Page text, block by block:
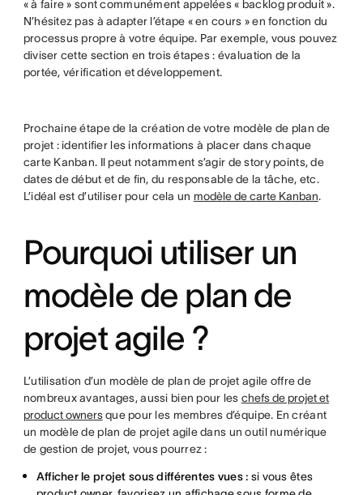
« à faire » sont communément appelées « backlog produit ».
N’hésitez pas à adapter l’étape « en cours » en fonction du
processus propre à votre équipe. Par exemple, vous pouvez
diviser cette section en trois étapes : évaluation de la
portée, vérification et développement.
Prochaine étape de la création de votre modèle de plan de
projet : identifier les informations à placer dans chaque
carte Kanban. Il peut notamment s’agir de story points, de
dates de début et de fin, du responsable de la tâche, etc.
L’idéal est d’utiliser pour cela un modèle de carte Kanban.
Pourquoi utiliser un
modèle de plan de
projet agile ?
L’utilisation d’un modèle de plan de projet agile offre de
nombreux avantages, aussi bien pour les chefs de projet et
product ownersque pour les membres d’équipe. En créant
un modèle de plan de projet agile dans un outil numérique
de gestion de projet, vous pourrez :
Afficher le projet sous différentes vues : si vous êtes